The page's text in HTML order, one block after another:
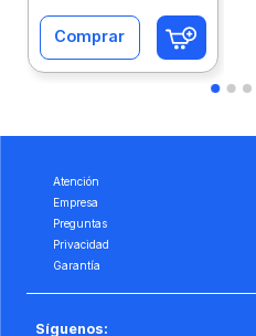
Comprar
Atención
Empresa
Preguntas
Privacidad
Garantía
Síguenos: